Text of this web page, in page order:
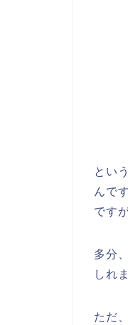
とい
んで
です
多分
しれ
ただ